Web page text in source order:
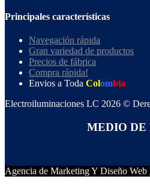
Principales características
Navegación rápida
Gran variedad de productos
Precios de fábrica
Compra rápida!
Envios a Toda Colombia
Electroiluminaciones LC 2026 ©
MEDIO DE
Agencia de Marketing Y Diseño Web